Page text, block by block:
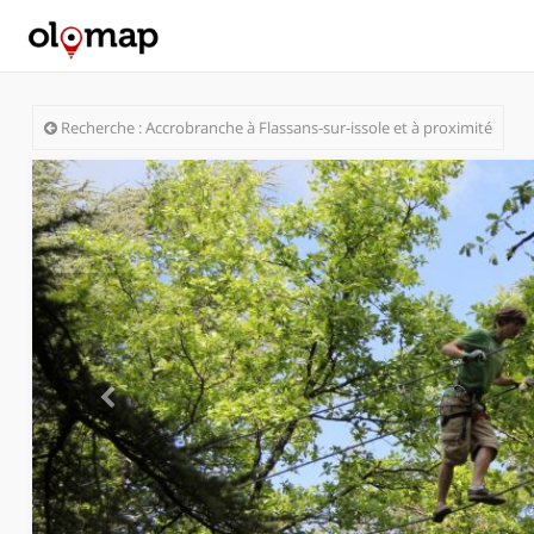
Recherche : Accrobranche à Flassans-sur-issole et à proximité